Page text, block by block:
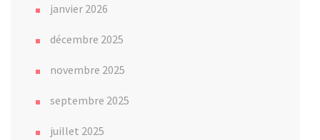
janvier 2026
décembre 2025
novembre 2025
septembre 2025
juillet 2025